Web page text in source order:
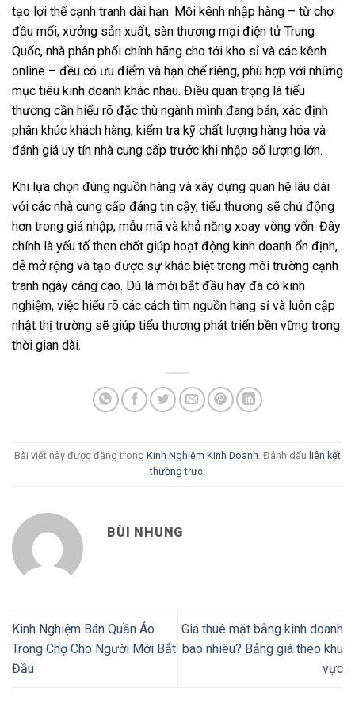
tạo lợi thế cạnh tranh dài hạn. Mỗi kênh nhập hàng – từ chợ
đầu mối, xưởng sản xuất, sàn thương mại điện tử Trung
Quốc, nhà phân phối chính hãng cho tới kho sỉ và các kênh
online – đều có ưu điểm và hạn chế riêng, phù hợp với những
mục tiêu kinh doanh khác nhau. Điều quan trọng là tiểu
thương cần hiểu rõ đặc thù ngành mình đang bán, xác định
phân khúc khách hàng, kiểm tra kỹ chất lượng hàng hóa và
đánh giá uy tín nhà cung cấp trước khi nhập số lượng lớn.
Khi lựa chọn đúng nguồn hàng và xây dựng quan hệ lâu dài
với các nhà cung cấp đáng tin cậy, tiểu thương sẽ chủ động
hơn trong giá nhập, mẫu mã và khả năng xoay vòng vốn. Đây
chính là yếu tố then chốt giúp hoạt động kinh doanh ổn định,
dễ mở rộng và tạo được sự khác biệt trong môi trường cạnh
tranh ngày càng cao. Dù là mới bắt đầu hay đã có kinh
nghiệm, việc hiểu rõ các cách tìm nguồn hàng sỉ và luôn cập
nhật thị trường sẽ giúp tiểu thương phát triển bền vững trong
thời gian dài.
Bài viết này được đăng trong Kinh Nghiệm Kinh Doanh. Đánh dấu liên kết
thường trực.
BÙI NHUNG
Kinh Nghiệm Bán Quần Áo
Trong Chợ Cho Người Mới Bắt
Đầu
Giá thuê mặt bằng kinh doanh
bao nhiêu? Bảng giá theo khu
vực